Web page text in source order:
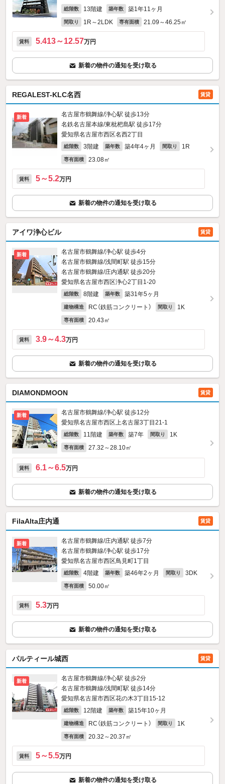
総階数 13階建 築年数 築1年11ヶ月
間取り 1R～2LDK 専有面積 21.09～46.25㎡
賃料 5.413～12.57万円
新着の物件の通知を受け取る
REGALEST-KLC名西 賃貸
新着
名古屋市鶴舞線/浄心駅 徒歩13分
名鉄名古屋本線/東枇杷島駅 徒歩17分
愛知県名古屋市西区名西2丁目
総階数 3階建 築年数 築4年4ヶ月 間取り 1R
専有面積 23.08㎡
賃料 5～5.2万円
新着の物件の通知を受け取る
アイワ浄心ビル 賃貸
新着
名古屋市鶴舞線/浄心駅 徒歩4分
名古屋市鶴舞線/浅間町駅 徒歩15分
名古屋市鶴舞線/庄内通駅 徒歩20分
愛知県名古屋市西区浄心2丁目1-20
総階数 8階建 築年数 築31年5ヶ月
建物構造 RC（鉄筋コンクリート） 間取り 1K
専有面積 20.43㎡
賃料 3.9～4.3万円
新着の物件の通知を受け取る
DIAMONDMOON 賃貸
新着
名古屋市鶴舞線/浄心駅 徒歩12分
愛知県名古屋市西区上名古屋3丁目21-1
総階数 11階建 築年数 築7年 間取り 1K
専有面積 27.32～28.10㎡
賃料 6.1～6.5万円
新着の物件の通知を受け取る
FilaAlta庄内通 賃貸
新着
名古屋市鶴舞線/庄内通駅 徒歩7分
名古屋市鶴舞線/浄心駅 徒歩17分
愛知県名古屋市西区鳥見町1丁目
総階数 4階建 築年数 築46年2ヶ月 間取り 3DK
専有面積 50.00㎡
賃料 5.3万円
新着の物件の通知を受け取る
パルティール城西 賃貸
新着
名古屋市鶴舞線/浄心駅 徒歩2分
名古屋市鶴舞線/浅間町駅 徒歩14分
愛知県名古屋市西区花の木3丁目15-12
総階数 12階建 築年数 築15年10ヶ月
建物構造 RC（鉄筋コンクリート） 間取り 1K
専有面積 20.32～20.37㎡
賃料 5～5.5万円
新着の物件の通知を受け取る